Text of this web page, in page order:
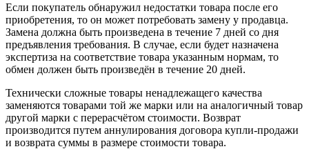
Если покупатель обнаружил недостатки товара после его
приобретения, то он может потребовать замену у продавца.
Замена должна быть произведена в течение 7 дней со дня
предъявления требования. В случае, если будет назначена
экспертиза на соответствие товара указанным нормам, то
обмен должен быть произведён в течение 20 дней.
Технически сложные товары ненадлежащего качества
заменяются товарами той же марки или на аналогичный товар
другой марки с перерасчётом стоимости. Возврат
производится путем аннулирования договора купли-продажи
и возврата суммы в размере стоимости товара.